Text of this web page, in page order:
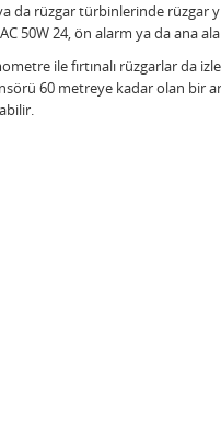
da rüzgar türbinlerinde
50W 24, ön alarm ya da ana
ile fırtınalı rüzgarlar da
60 metreye kadar olan bir